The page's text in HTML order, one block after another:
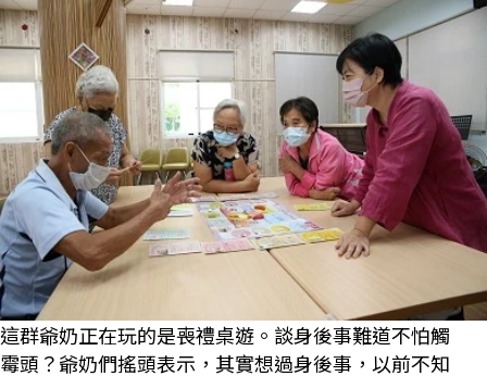
這群爺奶正在玩的是喪禮桌遊。談身後事難道不怕觸
霉頭？爺奶們搖頭表示，其實想過身後事，以前不知